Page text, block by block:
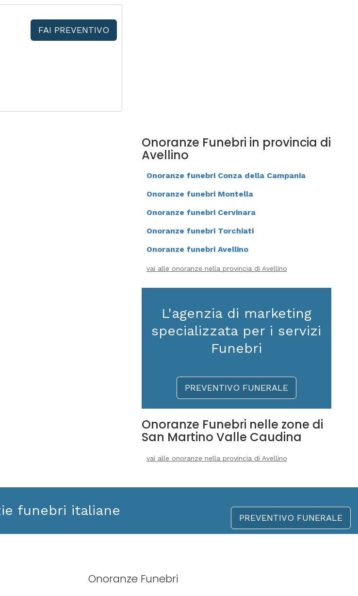
FAI PREVENTIVO
Onoranze Funebri in provincia di
Avellino
Onoranze funebri Conza della Campania
Onoranze funebri Montella
Onoranze funebri Cervinara
Onoranze funebri Torchiati
Onoranze funebri Avellino
vai alle onoranze nella provincia di Avellino
L'agenzia di marketing
specializzata per i servizi
Funebri
PREVENTIVO FUNERALE
Onoranze Funebri nelle zone di
San Martino Valle Caudina
vai alle onoranze nella provincia di Avellino
funebri italiane PREVENTIVO FUNERALE
Onoranze Funebri